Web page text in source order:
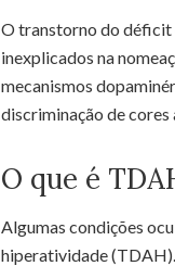
O transtorno do déficit
inexplicados na
mecanismos
discriminação de cores
O que é
Algumas condições
hiperatividade